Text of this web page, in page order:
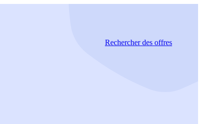
Rechercherdes offres